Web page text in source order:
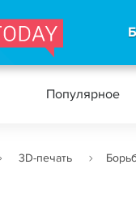
Популярное
3D-печать